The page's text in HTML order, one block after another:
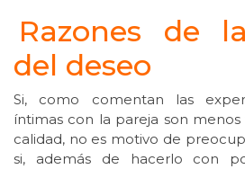
Razones de
del deseo
Si, como comentan las
íntimas con la pareja son
calidad, no es motivo de
si, además de hacerlo con